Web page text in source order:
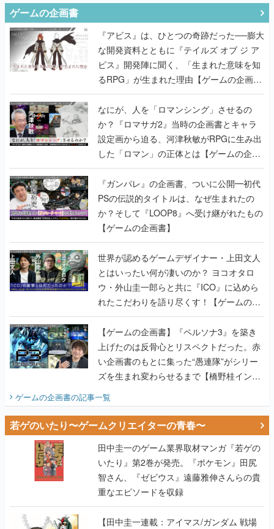
ゲームの企画書
『アビス』は、ひとつの奇跡だった──膨大
な開発資料とともに『テイルズ オブ ジ ア
ビス』開発陣に聞く、「生まれた意味を知
るRPG」が生まれた理由【ゲームの企画
書】
なにが、人を「ロマンシング」させるの
か？『ロマサガ2』当時の企画書とキャラ
設定画から迫る、河津秋敏がRPGに生み出
した「ロマン」の正体とは【ゲームの企画
書】
『ガンパレ』の企画書、ついに公開━初代
PSの伝説的タイトルは、なぜ生まれたの
か？そして『LOOP8』へ受け継がれたもの
【ゲームの企画書】
世界が認めるゲームデザイナー・上田文人
とはいったい何が凄いのか？ ヨコオタロ
ウ・外山圭一郎らと共に『ICO』に込めら
れたこだわりを語り尽くす！【ゲームの企
画書】
【ゲームの企画書】『ペルソナ3』を築き
上げたのは反骨心とリスペクトだった。赤
い企画書のもとに集った“愚連隊”がシリー
ズを生まれ変わらせるまで【橋野桂インタ
ビュー】
ゲームの企画書の記事一覧
若ゲのいたり〜ゲームクリエイターの青春〜
田中圭一のゲーム業界取材マンガ『若ゲの
いたり』第2巻が発売。『ポケモン』田尻
智さん、『ゼビウス』遠藤雅伸さんらの貴
重なエピソードを収録
【田中圭一連載：アイマス/ガンダム 戦場